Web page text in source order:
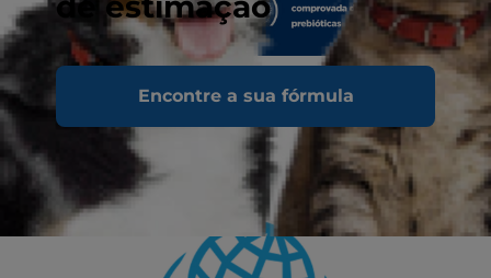
Encontre a sua fórmula